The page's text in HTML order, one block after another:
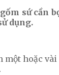
sứ cần
dụng.
một hoặc